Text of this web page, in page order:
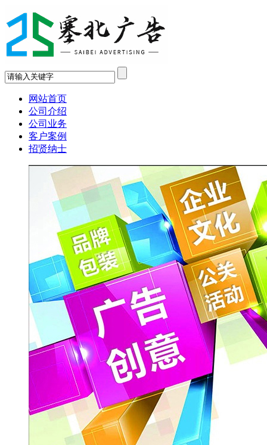
网站首页
公司介绍
公司业务
客户案例
招贤纳士